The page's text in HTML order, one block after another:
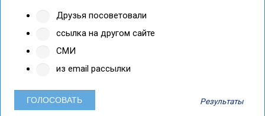
Друзья посоветовали
ссылка на другом сайте
СМИ
из email рассылки
Результаты